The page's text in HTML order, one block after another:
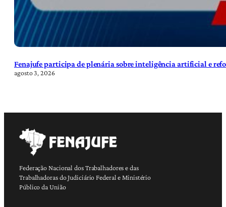
Fenajufe participa de plenária sobre inteligência artificial e
agosto 3, 2026
Federação Nacional dos Trabalhadores e das
Trabalhadoras do Judiciário Federal e Ministério
Público da União